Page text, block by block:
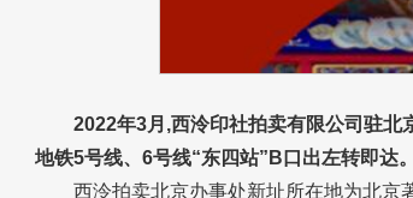
2022年3月,西泠印社拍卖有限公司驻北
地铁5号线、6号线“东四站”B口出左转即达。
西泠拍卖北京办事处新址所在地为北京